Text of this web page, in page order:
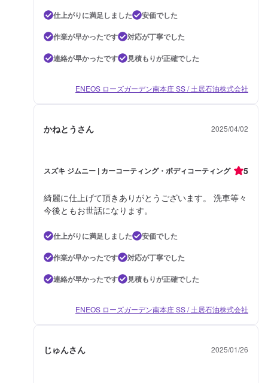
仕上がりに満足しました
安価でした
作業が早かったです
対応が丁寧でした
連絡が早かったです
見積もりが正確でした
ENEOS ローズガーデン南本庄 SS / 土居石油株式会社
かねとうさん 2025/04/02
スズキ ジムニー | カーコーティング・ボディコーティング 5
綺麗に仕上げて頂きありがとうございます。 洗車等々
今後ともお世話になります。
仕上がりに満足しました
安価でした
作業が早かったです
対応が丁寧でした
連絡が早かったです
見積もりが正確でした
ENEOS ローズガーデン南本庄 SS / 土居石油株式会社
じゅんさん 2025/01/26